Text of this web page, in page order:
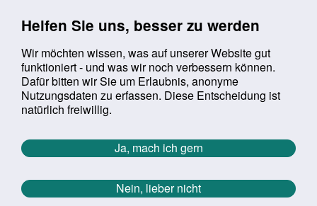
Helfen Sie uns, besser zu werden
Wir möchten wissen, was auf unserer Website gut
funktioniert - und was wir noch verbessern können.
Dafür bitten wir Sie um Erlaubnis, anonyme
Nutzungsdaten zu erfassen. Diese Entscheidung ist
natürlich freiwillig.
Ja, mach ich gern
Nein, lieber nicht
Suchbegriff:
Sie befinden sich hier:
Startseite Aktuelles Aktuelle Meldungen
Aktuelle Meldungen
Zurück zur Übersicht erster
vorheriger
119/1627